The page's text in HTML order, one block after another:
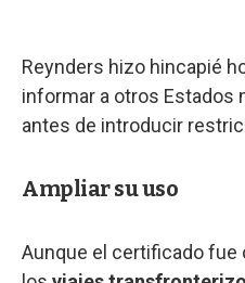
Reynders hizo hincapié
informar a otros Estados
antes de introducir
Ampliar su uso
Aunque el certificado fue